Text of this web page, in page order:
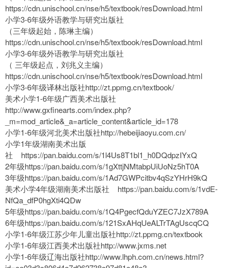
https://cdn.unischool.cn/nse/h5/textbook/resDownload.html
小学3-6年级外语教学与研究出版社
（三年级起始，陈琳主编）
https://cdn.unischool.cn/nse/h5/textbook/resDownload.html
小学3-6年级外语教学与研究出版社
（ 三年级起点，刘兆义主编）
https://cdn.unischool.cn/nse/h5/textbook/resDownload.html
小学3-6年级译林出版社http://zt.ppmg.cn/textbook/
美术小学1-6年级广西美术出版社
http://www.gxfinearts.com/index.php?
_m=mod_article&_a=article_content&article_id=178
小学1-6年级河北美术出版社http://hebeijiaoyu.com.cn/
小学1年级湖南美术出版
社 https://pan.baidu.com/s/1l4Us8T1bl1_h0DQdpzIYxQ
2年级https://pan.baidu.com/s/1gXttjNMtabpUiUoNz5hT0A
3年级https://pan.baidu.com/s/1Ad7GWPcitbv4qSzYHrH9kQ
美术小学4年级湖南美术出版社 https://pan.baidu.com/s/1vdE-
NfQa_dfP0hgXti4QDw
5年级https://pan.baidu.com/s/1Q4PgecfQduYZEC7JzX789A
6年级https://pan.baidu.com/s/121SxAHqUeALTrTAgUscqCQ
小学1-6年级江苏少年儿童出版社http://zt.ppmg.cn/textbook
小学1-6年级江西美术出版社http://www.jxms.net
小学1-6年级辽海出版社http://www.lhph.com.cn/news.html?